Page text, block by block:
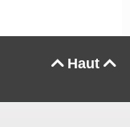
Haut 